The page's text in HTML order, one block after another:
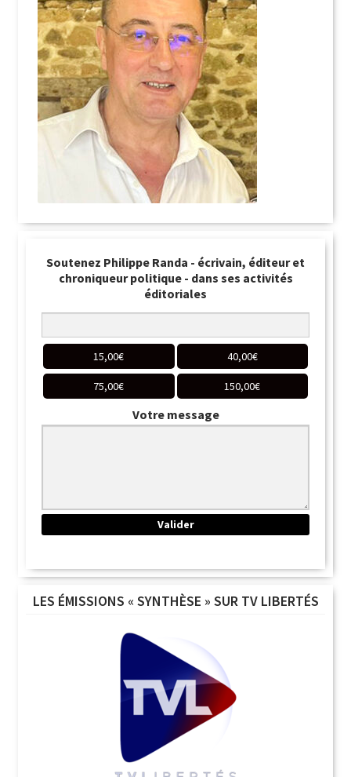
Soutenez Philippe Randa - écrivain, éditeur et
chroniqueur politique - dans ses activités
éditoriales
15,00€ 40,00€
75,00€ 150,00€
Votre message
LES ÉMISSIONS « SYNTHÈSE » SUR TV LIBERTÉS